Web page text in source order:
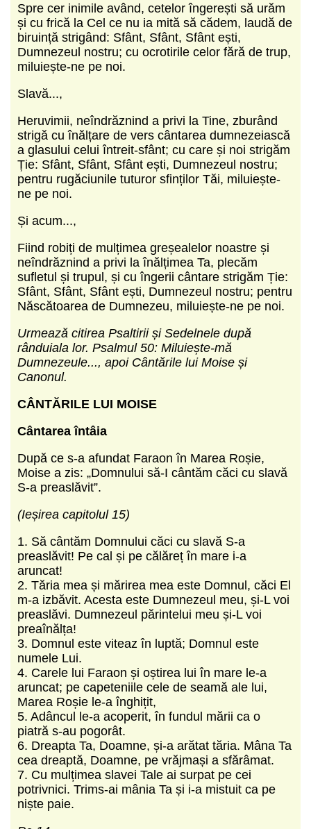
Spre cer inimile având, cetelor îngerești să urăm
și cu frică la Cel ce nu ia mită să cădem, laudă de
biruință strigând: Sfânt, Sfânt, Sfânt ești,
Dumnezeul nostru; cu ocrotirile celor fără de trup,
miluiește-ne pe noi.
Slavă...,
Heruvimii, neîndrăznind a privi la Tine, zburând
strigă cu înălțare de vers cântarea dumnezeiască
a glasului celui întreit-sfânt; cu care și noi strigăm
Ție: Sfânt, Sfânt, Sfânt ești, Dumnezeul nostru;
pentru rugăciunile tuturor sfinților Tăi, miluiește-
ne pe noi.
Și acum...,
Fiind robiți de mulțimea greșealelor noastre și
neîndrăznind a privi la înălțimea Ta, plecăm
sufletul și trupul, și cu îngerii cântare strigăm Ție:
Sfânt, Sfânt, Sfânt ești, Dumnezeul nostru; pentru
Născătoarea de Dumnezeu, miluiește-ne pe noi.
Urmează citirea Psaltirii și Sedelnele după
rânduiala lor. Psalmul 50: Miluiește-mă
Dumnezeule..., apoi Cântările lui Moise și
Canonul.
CÂNTĂRILE LUI MOISE
Cântarea întâia
După ce s-a afundat Faraon în Marea Roșie,
Moise a zis: „Domnului să-I cântăm căci cu slavă
S-a preaslăvit”.
(Ieșirea capitolul 15)
1. Să cântăm Domnului căci cu slavă S-a
preaslăvit! Pe cal și pe călăreț în mare i-a
aruncat!
2. Tăria mea și mărirea mea este Domnul, căci El
m-a izbăvit. Acesta este Dumnezeul meu, și-L voi
preaslăvi. Dumnezeul părintelui meu și-L voi
preaînălța!
3. Domnul este viteaz în luptă; Domnul este
numele Lui.
4. Carele lui Faraon și oștirea lui în mare le-a
aruncat; pe capeteniile cele de seamă ale lui,
Marea Roșie le-a înghițit,
5. Adâncul le-a acoperit, în fundul mării ca o
piatră s-au pogorât.
6. Dreapta Ta, Doamne, și-a arătat tăria. Mâna Ta
cea dreaptă, Doamne, pe vrăjmași a sfărâmat.
7. Cu mulțimea slavei Tale ai surpat pe cei
potrivnici. Trims-ai mânia Ta și i-a mistuit ca pe
niște paie.